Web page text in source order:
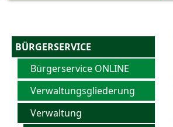
BÜRGERSERVICE
Bürgerservice ONLINE
Verwaltungsgliederung
Verwaltung